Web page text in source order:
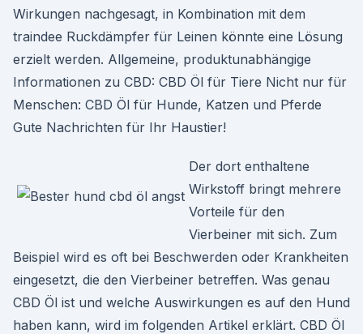
Wirkungen nachgesagt, in Kombination mit dem
traindee Ruckdämpfer für Leinen könnte eine Lösung
erzielt werden. Allgemeine, produktunabhängige
Informationen zu CBD: CBD Öl für Tiere Nicht nur für
Menschen: CBD Öl für Hunde, Katzen und Pferde
Gute Nachrichten für Ihr Haustier!
Der dort enthaltene
Wirkstoff bringt mehrere
Vorteile für den
Vierbeiner mit sich. Zum
Beispiel wird es oft bei Beschwerden oder Krankheiten
eingesetzt, die den Vierbeiner betreffen. Was genau
CBD Öl ist und welche Auswirkungen es auf den Hund
haben kann, wird im folgenden Artikel erklärt. CBD Öl